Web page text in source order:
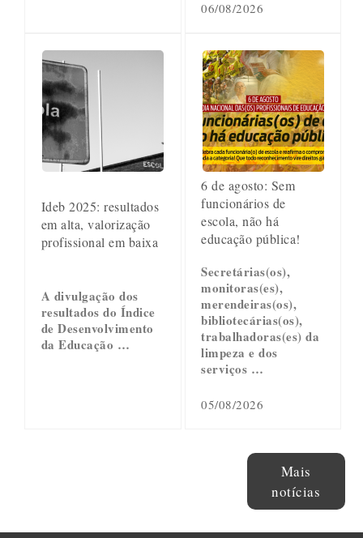
06/08/2026
Ideb 2025: resultados
em alta, valorização
profissional em baixa
A divulgação dos
resultados do Índice
de Desenvolvimento
da Educação …
6 de agosto: Sem
funcionários de
escola, não há
educação pública!
Secretárias(os),
monitoras(es),
merendeiras(os),
bibliotecárias(os),
trabalhadoras(es) da
limpeza e dos
serviços …
05/08/2026
Mais
notícias